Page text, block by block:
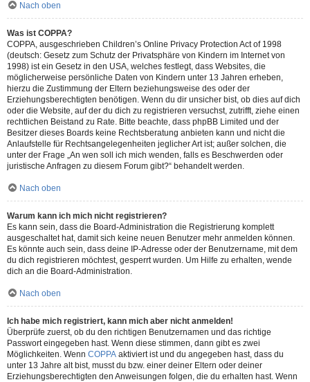
Nach oben
Was ist COPPA?
COPPA, ausgeschrieben Children’s Online Privacy Protection Act of 1998
(deutsch: Gesetz zum Schutz der Privatsphäre von Kindern im Internet von
1998) ist ein Gesetz in den USA, welches festlegt, dass Websites, die
möglicherweise persönliche Daten von Kindern unter 13 Jahren erheben,
hierzu die Zustimmung der Eltern beziehungsweise des oder der
Erziehungsberechtigten benötigen. Wenn du dir unsicher bist, ob dies auf dich
oder die Website, auf der du dich zu registrieren versuchst, zutrifft, ziehe einen
rechtlichen Beistand zu Rate. Bitte beachte, dass phpBB Limited und der
Besitzer dieses Boards keine Rechtsberatung anbieten kann und nicht die
Anlaufstelle für Rechtsangelegenheiten jeglicher Art ist; außer solchen, die
unter der Frage „An wen soll ich mich wenden, falls es Beschwerden oder
juristische Anfragen zu diesem Forum gibt?“ behandelt werden.
Nach oben
Warum kann ich mich nicht registrieren?
Es kann sein, dass die Board-Administration die Registrierung komplett
ausgeschaltet hat, damit sich keine neuen Benutzer mehr anmelden können.
Es könnte auch sein, dass deine IP-Adresse oder der Benutzername, mit dem
du dich registrieren möchtest, gesperrt wurden. Um Hilfe zu erhalten, wende
dich an die Board-Administration.
Nach oben
Ich habe mich registriert, kann mich aber nicht anmelden!
Überprüfe zuerst, ob du den richtigen Benutzernamen und das richtige
Passwort eingegeben hast. Wenn diese stimmen, dann gibt es zwei
Möglichkeiten. Wenn COPPA aktiviert ist und du angegeben hast, dass du
unter 13 Jahre alt bist, musst du bzw. einer deiner Eltern oder deiner
Erziehungsberechtigten den Anweisungen folgen, die du erhalten hast. Wenn